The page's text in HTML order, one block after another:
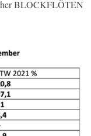
BLOCKFLÖTEN